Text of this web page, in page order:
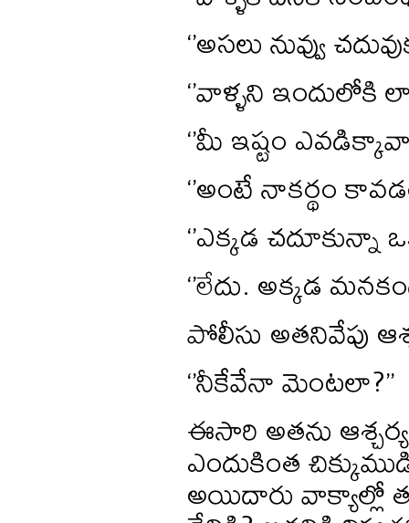
‘’అసలు నువ్వు
‘’వాళ్ళని ఇందులోకి
‘’మీ ఇష్టం
‘’అంటే నాకర్థం
‘’ఎక్కడ చదూకున్నా
‘’లేదు. అక్కడ
పోలీసు అతనివేపు
‘’నీకేవేనా మెంటలా?’’
ఈసారి అతను
ఎందుకింత
అయిదారు వాక్యాల్లో